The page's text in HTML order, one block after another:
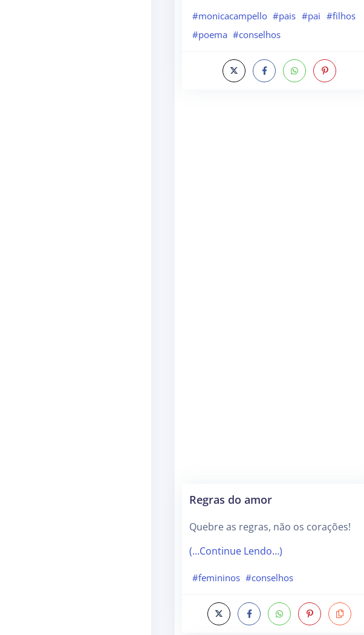
#monicacampello #pais #pai #filhos
#poema #conselhos
Regras do amor
Quebre as regras, não os corações!
(…Continue Lendo…)
#femininos #conselhos